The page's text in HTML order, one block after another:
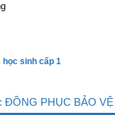
học sinh cấp 1
ĐỒNG PHỤC BẢO